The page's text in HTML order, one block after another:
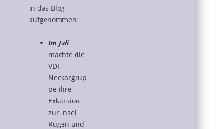
in das Blog
aufgenommen:
Im Juli
machte die
VDI
Neckargrup
pe ihre
Exkursion
zur Insel
Rügen und